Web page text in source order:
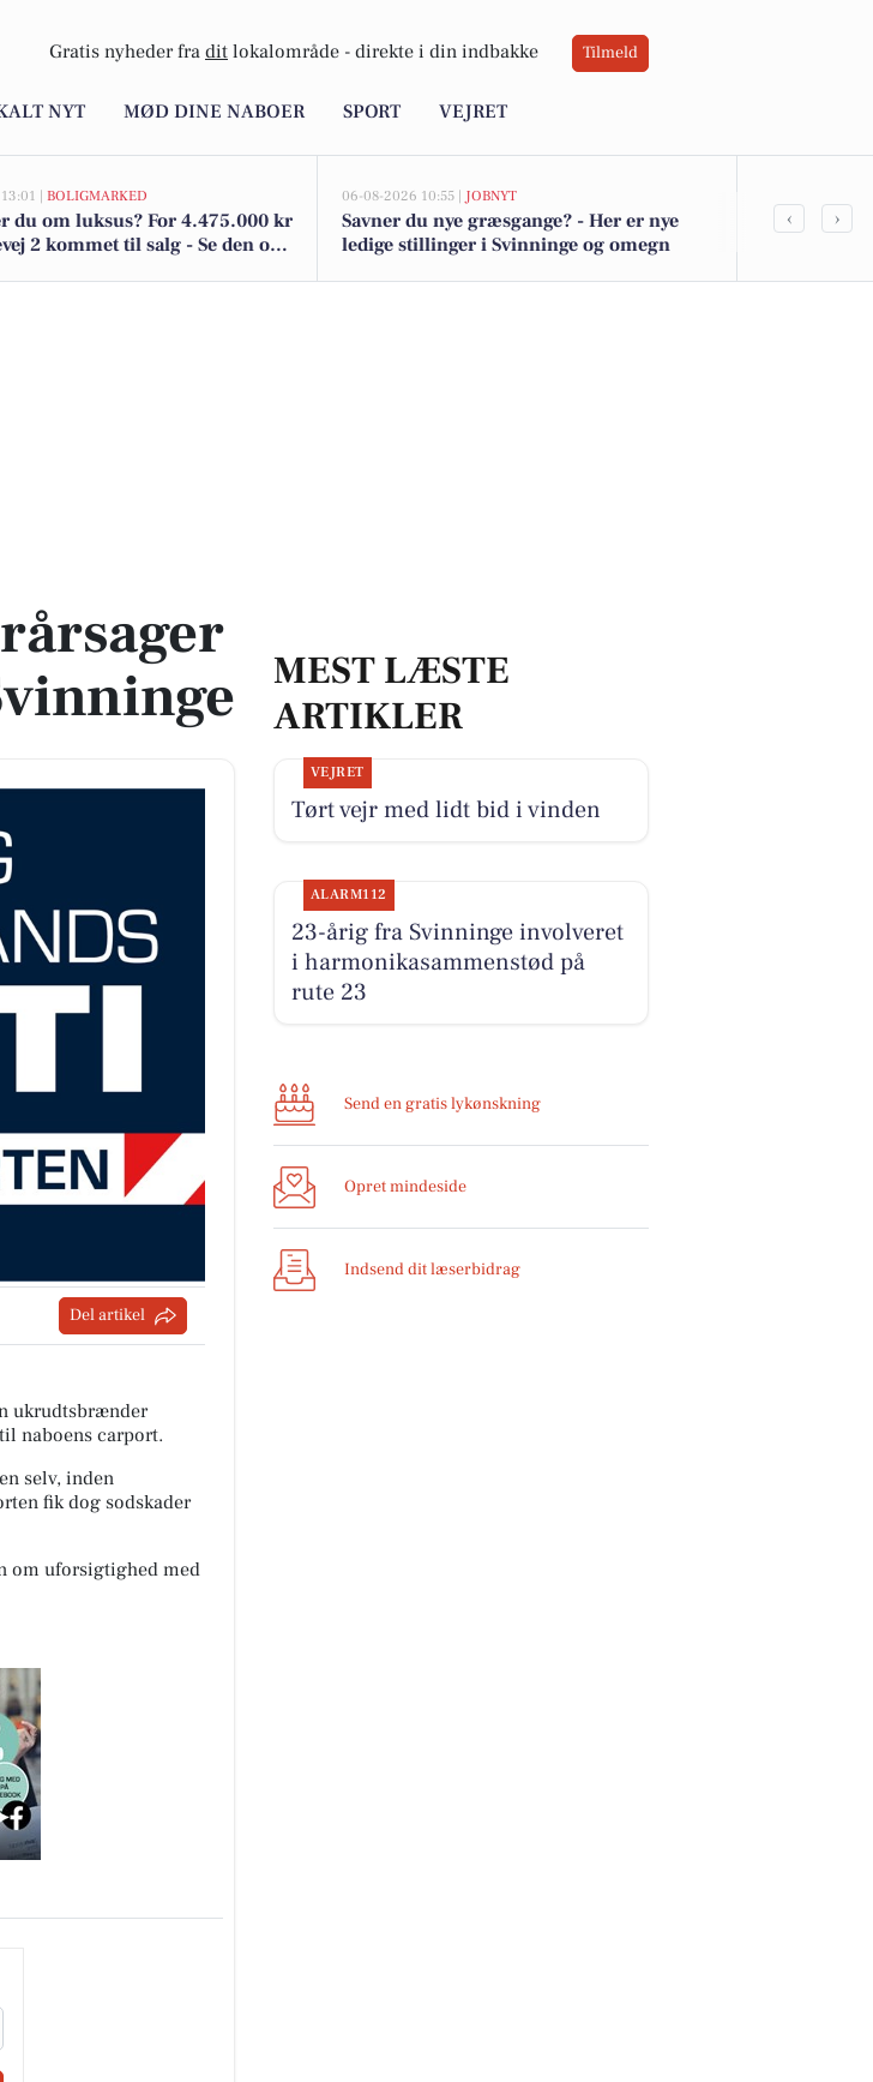
Gratis nyheder fra dit lokalområde - direkte i din indbakke Tilmeld
NYT MØD DINE NABOER SPORT VEJRET
| BOLIGMARKED
du om luksus? For 4.475.000 kr
2 kommet til salg - Se den og
06-08-2026 10:55 | JOBNYT
Savner du nye græsgange? - Her er nye
ledige stillinger i Svinninge og omegn
Top 6 over
‹ ›
Del artikel
ukrudtsbrænder
naboens carport.
selv, inden
fik dog sodskader
om uforsigtighed med
MEST LÆSTE
ARTIKLER
VEJRET
Tørt vejr med lidt bid i vinden
ALARM112
23-årig fra Svinninge involveret
i harmonikasammenstød på
rute 23
Send en gratis lykønskning
Opret mindeside
Indsend dit læserbidrag